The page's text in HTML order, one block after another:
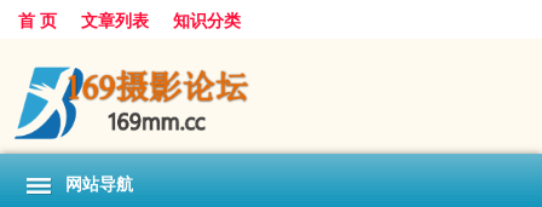
首 页 文章列表 知识分类
网站导航